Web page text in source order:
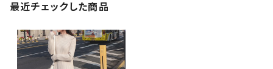
最近チェックした商品